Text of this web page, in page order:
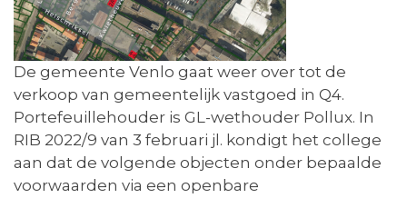
De gemeente Venlo gaat weer over tot de
verkoop van gemeentelijk vastgoed in Q4.
Portefeuillehouder is GL-wethouder Pollux. In
RIB 2022/9 van 3 februari jl. kondigt het college
aan dat de volgende objecten onder bepaalde
voorwaarden via een openbare